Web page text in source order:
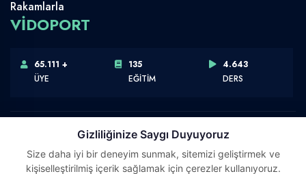
Rakamlarla
VİDOPORT
65.111 +
ÜYE
135
EĞİTİM
4.643
DERS
Telif Hakkı © 2026 Vidoport, Inc.
Gizliliğinize Saygı Duyuyoruz
Size daha iyi bir deneyim sunmak, sitemizi geliştirmek ve
kişiselleştirilmiş içerik sağlamak için çerezler kullanıyoruz.